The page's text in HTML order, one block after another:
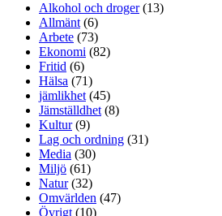
Alkohol och droger(13)
Allmänt (6)
Arbete (73)
Ekonomi (82)
Fritid (6)
Hälsa (71)
jämlikhet (45)
Jämställdhet (8)
Kultur(9)
Lag och ordning (31)
Media (30)
Miljö (61)
Natur(32)
Omvärlden (47)
Övrigt (10)